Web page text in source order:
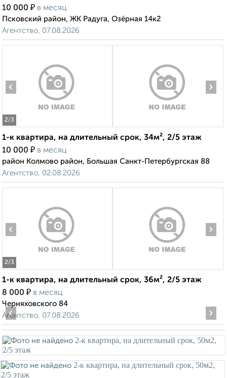
10 000 ₽ в месяц
Псковский район, ЖК Радуга, Озёрная 14к2
Агентство, 07.08.2026
2/3
‹ ›
1-к квартира, на длительный срок, 34м², 2/5 этаж
10 000 ₽ в месяц
район Колмово район, Большая Санкт-Петербургская 88
Агентство, 02.08.2026
2/3
‹ ›
1-к квартира, на длительный срок, 36м², 2/5 этаж
8 000 ₽ в месяц
Черняховского 84
Агентство, 07.08.2026
‹ ›